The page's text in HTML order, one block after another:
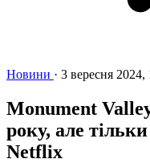
Новини · 3 вересня 2024,
Monument
року, але
Netflix